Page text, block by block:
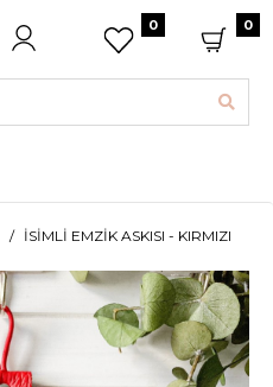
0 0
İSIMLI EMZIK ASKISI - KIRMIZI